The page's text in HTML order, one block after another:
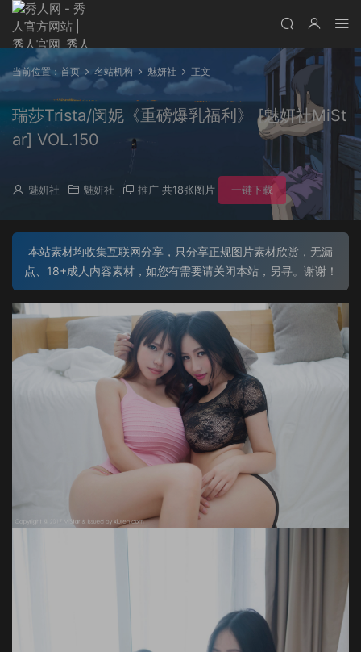
当前位置： 首页 名站机构 魅妍社 正文
瑞莎Trista/闵妮《重磅爆乳福利》 [魅妍社MiSt
ar] VOL.150
魅妍社 魅妍社 推广 共18张图片 一键下载
本站素材均收集互联网分享，只分享正规图片素材欣赏，无漏
点、18+成人内容素材，如您有需要请关闭本站，另寻。谢谢！